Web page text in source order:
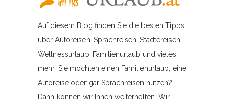
Auf diesem Blog finden Sie die besten Tipps
über Autoreisen, Sprachreisen, Städtereisen,
Wellnessurlaub, Familienurlaub und vieles
mehr. Sie möchten einen Familienurlaub, eine
Autoreise oder gar Sprachreisen nutzen?
Dann können wir Ihnen weiterhelfen. Wir